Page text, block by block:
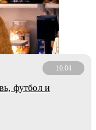
10.04
футбол и